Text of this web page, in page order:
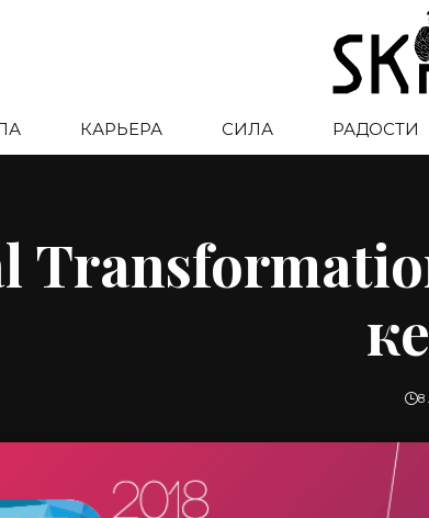
КАРЬЕРА СИЛА РАДОСТИ
8